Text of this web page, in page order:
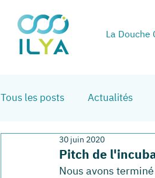
La Douche
Tous les posts Actualités
Pitch de
30 juin 2020
Nous avons